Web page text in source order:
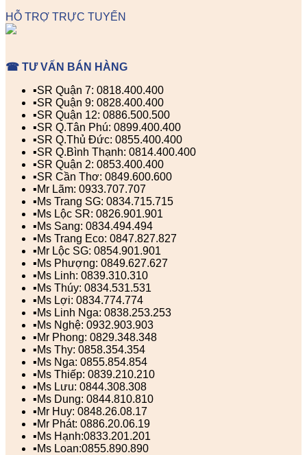
HỖ TRỢ TRỰC TUYẾN
☎ TƯ VẤN BÁN HÀNG
▪️SR Quận 7: 0818.400.400
▪️SR Quận 9: 0828.400.400
▪️SR Quận 12: 0886.500.500
▪️SR Q.Tân Phú: 0899.400.400
▪️SR Q.Thủ Đức: 0855.400.400
▪️SR Q.Bình Thạnh: 0814.400.400
▪️SR Quận 2: 0853.400.400
▪️SR Cần Thơ: 0849.600.600
▪️Mr Lãm: 0933.707.707
▪️Ms Trang SG: 0834.715.715
▪️Ms Lộc SR: 0826.901.901
▪️Ms Sang: 0834.494.494
▪️Ms Trang Eco: 0847.827.827
▪️Mr Lộc SG: 0854.901.901
▪️Ms Phượng: 0849.627.627
▪️Ms Linh: 0839.310.310
▪️Ms Thúy: 0834.531.531
▪️Ms Lợi: 0834.774.774
▪️Ms Linh Nga: 0838.253.253
▪️Ms Nghệ: 0932.903.903
▪️Mr Phong: 0829.348.348
▪️Ms Thy: 0858.354.354
▪️Ms Nga: 0855.854.854
▪️Ms Thiếp: 0839.210.210
▪️Ms Lưu: 0844.308.308
▪️Ms Dung: 0844.810.810
▪️Mr Huy: 0848.26.08.17
▪️Mr Phát: 0886.20.06.19
▪️Ms Hạnh:0833.201.201
▪️Ms Loan:0855.890.890